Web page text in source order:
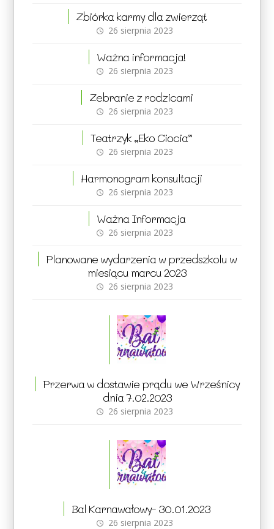
Zbiórka karmy dla zwierząt
26 sierpnia 2023
Ważna informacja!
26 sierpnia 2023
Zebranie z rodzicami
26 sierpnia 2023
Teatrzyk „Eko Ciocia”
26 sierpnia 2023
Harmonogram konsultacji
26 sierpnia 2023
Ważna Informacja
26 sierpnia 2023
Planowane wydarzenia w przedszkolu w
miesiącu marcu 2023
26 sierpnia 2023
Przerwa w dostawie prądu we Wrześnicy
dnia 7.02.2023
26 sierpnia 2023
Bal Karnawałowy- 30.01.2023
26 sierpnia 2023